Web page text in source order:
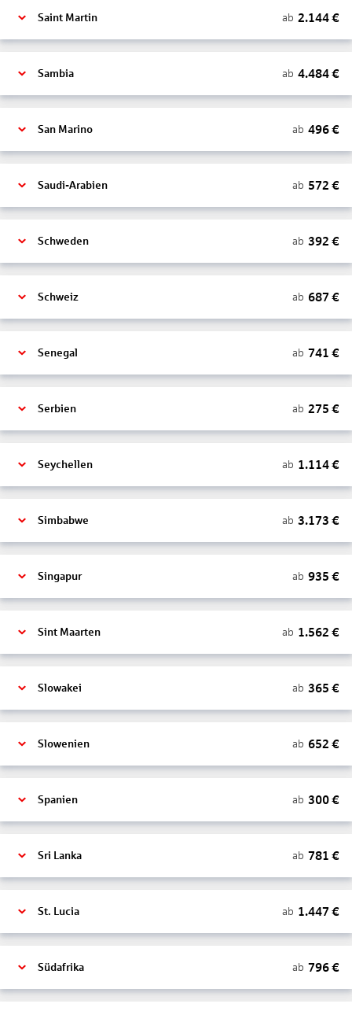
Saint Martin ab 2.144€
Sambia ab 4.484€
San Marino ab 496€
Saudi-Arabien ab 572 €
Schweden ab 392 €
Schweiz ab 687 €
Senegal ab 741 €
Serbien ab 275 €
Seychellen ab 1.114€
Simbabwe ab 3.173 €
Singapur ab 935 €
Sint Maarten ab 1.562 €
Slowakei ab 365 €
Slowenien ab 652 €
Spanien ab 300€
Sri Lanka ab 781 €
St. Lucia ab 1.447 €
Südafrika ab 796€